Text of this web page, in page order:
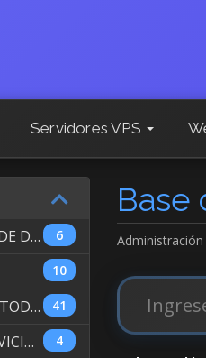
Servidores VPS
Base
Administración
6
ADMINISTRACIÓN DE DOMINIOS INTERNACIONALES
10
41
GENERALIDADES A TODOS LOS SERVICIOS
4
MANUALES DE SERVICIO DE WEB HOSTING